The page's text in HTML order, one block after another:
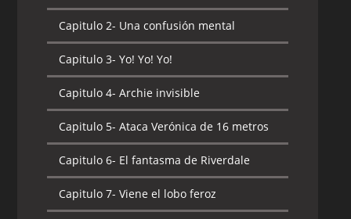
Capitulo 2- Una confusión mental
Capitulo 3- Yo! Yo! Yo!
Capitulo 4- Archie invisible
Capitulo 5- Ataca Verónica de 16 metros
Capitulo 6- El fantasma de Riverdale
Capitulo 7- Viene el lobo feroz